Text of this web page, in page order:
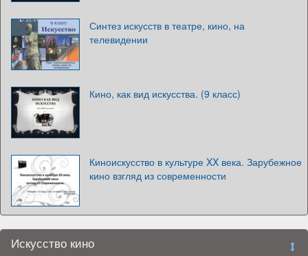
Синтез искусств в театре, кино, на
телевидении
Кино, как вид искусства. (9 класс)
Киноискусство в культуре XX века. Зарубежное
кино взгляд из современности
Искусство кино